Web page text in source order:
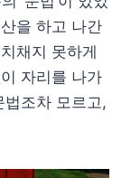
을 하고 나간
채지 못하게
자리를 나가
조차 모르고,